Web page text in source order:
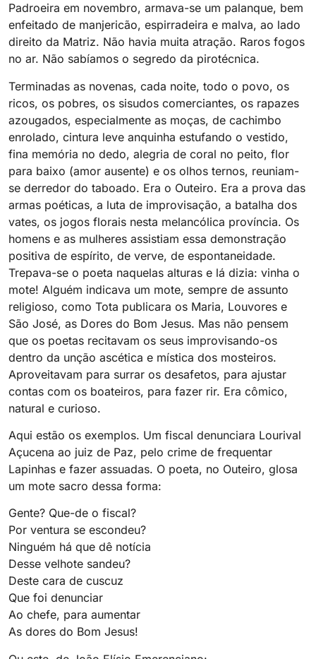
Padroeira em novembro, armava-se um palanque, bem
enfeitado de manjericão, espirradeira e malva, ao lado
direito da Matriz. Não havia muita atração. Raros fogos
no ar. Não sabíamos o segredo da pirotécnica.
Terminadas as novenas, cada noite, todo o povo, os
ricos, os pobres, os sisudos comerciantes, os rapazes
azougados, especialmente as moças, de cachimbo
enrolado, cintura leve anquinha estufando o vestido,
fina memória no dedo, alegria de coral no peito, flor
para baixo (amor ausente) e os olhos ternos, reuniam-
se derredor do taboado. Era o Outeiro. Era a prova das
armas poéticas, a luta de improvisação, a batalha dos
vates, os jogos florais nesta melancólica província. Os
homens e as mulheres assistiam essa demonstração
positiva de espírito, de verve, de espontaneidade.
Trepava-se o poeta naquelas alturas e lá dizia: vinha o
mote! Alguém indicava um mote, sempre de assunto
religioso, como Tota publicara os Maria, Louvores e
São José, as Dores do Bom Jesus. Mas não pensem
que os poetas recitavam os seus improvisando-os
dentro da unção ascética e mística dos mosteiros.
Aproveitavam para surrar os desafetos, para ajustar
contas com os boateiros, para fazer rir. Era cômico,
natural e curioso.
Aqui estão os exemplos. Um fiscal denunciara Lourival
Açucena ao juiz de Paz, pelo crime de frequentar
Lapinhas e fazer assuadas. O poeta, no Outeiro, glosa
um mote sacro dessa forma:
Gente? Que-de o fiscal?
Por ventura se escondeu?
Ninguém há que dê notícia
Desse velhote sandeu?
Deste cara de cuscuz
Que foi denunciar
Ao chefe, para aumentar
As dores do Bom Jesus!